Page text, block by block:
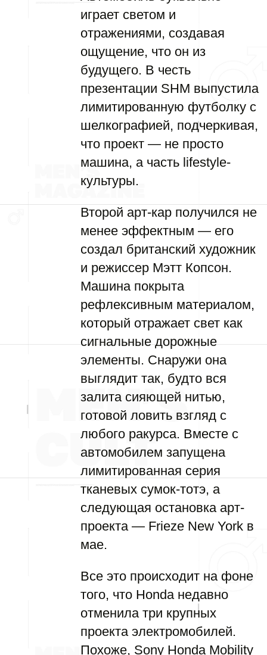
играет светом и
отражениями, создавая
ощущение, что он из
будущего. В честь
презентации SHM выпустила
лимитированную футболку с
шелкографией, подчеркивая,
что проект — не просто
машина, а часть lifestyle-
культуры.
Второй арт-кар получился не
менее эффектным — его
создал британский художник
и режиссер Мэтт Копсон.
Машина покрыта
рефлексивным материалом,
который отражает свет как
сигнальные дорожные
элементы. Снаружи она
выглядит так, будто вся
залита сияющей нитью,
готовой ловить взгляд с
любого ракурса. Вместе с
автомобилем запущена
лимитированная серия
тканевых сумок-тотэ, а
следующая остановка арт-
проекта — Frieze New York в
мае.
Все это происходит на фоне
того, что Honda недавно
отменила три крупных
проекта электромобилей.
Похоже, Sony Honda Mobility